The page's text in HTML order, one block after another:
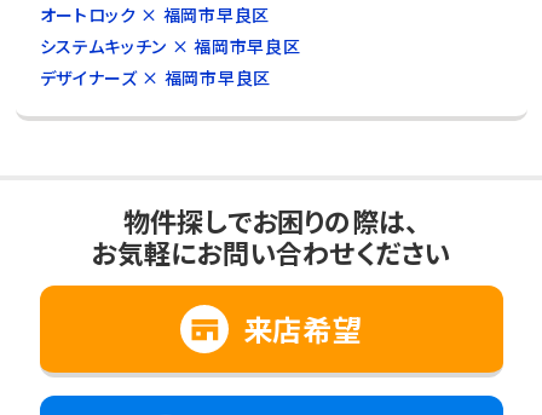
オートロック × 福岡市早良区
システムキッチン × 福岡市早良区
デザイナーズ × 福岡市早良区
物件探しでお困りの際は、
お気軽にお問い合わせください
来店希望